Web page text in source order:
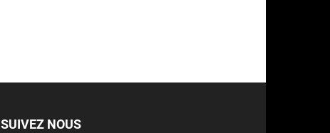
SUIVEZ NOUS